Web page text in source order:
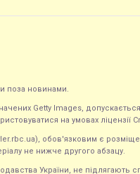
поза новинами.
Getty Images,
на умовах
обов'язковим є
не нижче другого абзацу.
України, не